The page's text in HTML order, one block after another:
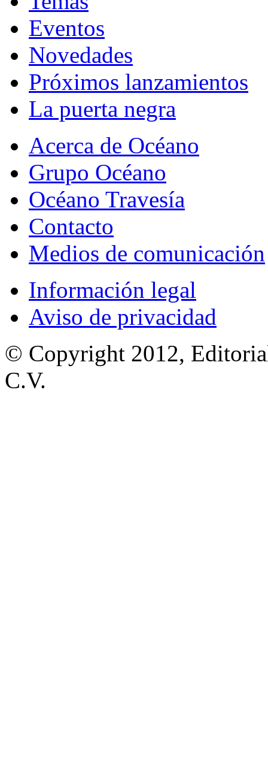
Eventos
Novedades
Próximos lanzamientos
La puerta negra
Acerca de Océano
Grupo Océano
Océano Travesía
Contacto
Medios de comunicación
Información legal
Aviso de privacidad
© Copyright 2012,
C.V.